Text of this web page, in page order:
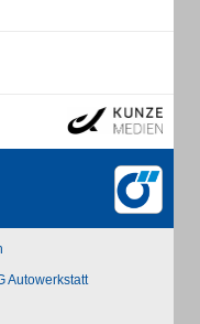
Autowerkstatt